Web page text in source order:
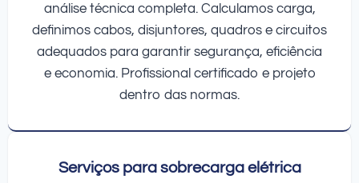
análise técnica completa. Calculamos carga,
definimos cabos, disjuntores, quadros e circuitos
adequados para garantir segurança, eficiência
e economia. Profissional certificado e projeto
dentro das normas.
Serviços para sobrecarga elétrica